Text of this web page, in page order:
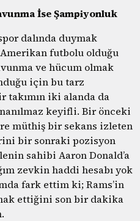
İse Şampiyonluk
dalında duymak
futbolu olduğu
ve hücum olmak
için bu tarz
takımın iki alanda da
keyifli. Bir önceki
müthiş bir sekans izleten
bir sonraki pozisyon
sahibi Aaron Donald’a
zevkin haddi hesabı yok
fark ettim ki; Rams’in
ettiğini son bir dakika